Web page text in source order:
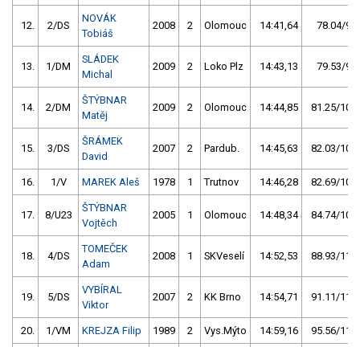
12. 2/DS
NOVÁK
Tobiáš
2008 2 Olomouc 14:41,64 78.04/9,7
13. 1/DM
SLÁDEK
Michal
2009 2 Loko Plz 14:43,13 79.53/9,9
14. 2/DM
ŠTÝBNAR
Matěj
2009 2 Olomouc 14:44,85 81.25/10,1
15. 3/DS
ŠRÁMEK
David
2007 2 Pardub. 14:45,63 82.03/10,2
16. 1/V MAREK Aleš 1978 1 Trutnov 14:46,28 82.69/10,3
17. 8/U23
ŠTÝBNAR
Vojtěch
2005 1 Olomouc 14:48,34 84.74/10,5
18. 4/DS
TOMEČEK
Adam
2008 1 SKVeselí 14:52,53 88.93/11,1
19. 5/DS
VYBÍRAL
Viktor
2007 2 KK Brno 14:54,71 91.11/11,3
20. 1/VM KREJZA Filip 1989 2 Vys.Mýto 14:59,16 95.56/11,9